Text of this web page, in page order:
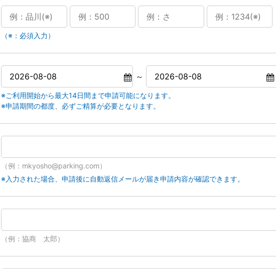
（※：必須入力）
～
※ご利用開始から最大14日間まで申請可能になります。
※申請期間の都度、必ずご精算が必要となります。
（例：mkyosho@parking.com）
※入力された場合、申請後に自動返信メールが届き申請内容が確認できます。
（例：協商 太郎）